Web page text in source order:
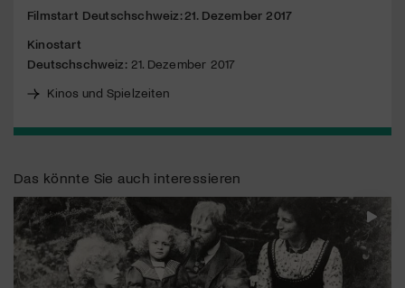
Filmstart Deutschschweiz: 21. Dezember 2017
Kinostart
Deutschschweiz:21. Dezember 2017
Kinos und Spielzeiten
Das könnte Sie auch interessieren